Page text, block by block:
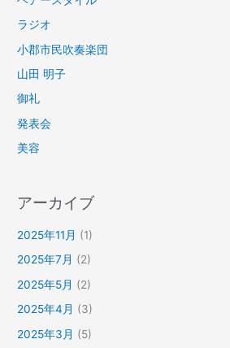
ラジオ
小郡市民吹奏楽団
山田 明子
御礼
発表会
美容
アーカイブ
2025年11月 (1)
2025年7月 (2)
2025年5月 (2)
2025年4月 (3)
2025年3月 (5)